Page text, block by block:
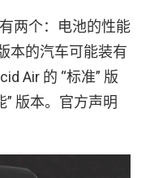
两个：电池的性能
本的汽车可能装有
Air 的 “标准” 版
” 版本。官方声明